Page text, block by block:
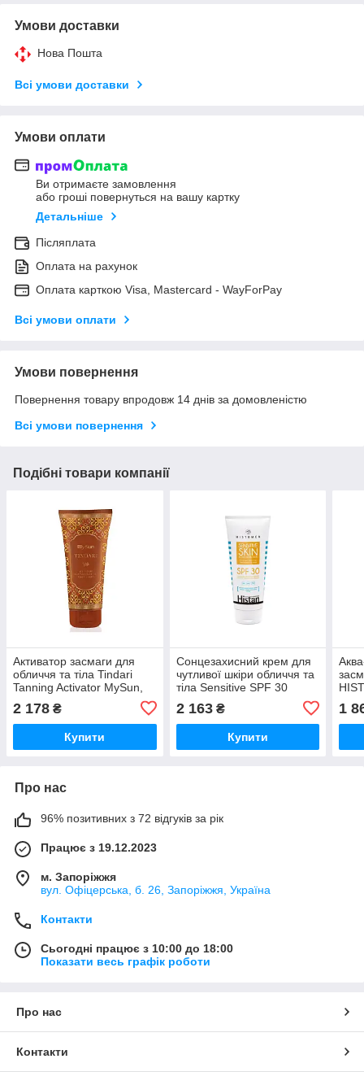
Умови доставки
Нова Пошта
Всі умови доставки
Умови оплати
Ви отримаєте замовлення
або гроші повернуться на вашу картку
Детальніше
Післяплата
Оплата на рахунок
Оплата карткою Visa, Mastercard - WayForPay
Всі умови оплати
Умови повернення
Повернення товару впродовж 14 днів за домовленістю
Всі умови повернення
Подібні товари компанії
Активатор засмаги для
обличчя та тіла Tindari
Tanning Activator MySun,
2 178 ₴
Купити
Сонцезахисний крем для
чутливої шкіри обличчя та
тіла Sensitive SPF 30
2 163₴
Купити
1
Про нас
96% позитивних з 72 відгуків за рік
Працює з 19.12.2023
м. Запоріжжя
вул. Офіцерська, б. 26, Запоріжжя, Україна
Контакти
Сьогодні працює з 10:00 до 18:00
Показати весь графік роботи
Про нас
Контакти